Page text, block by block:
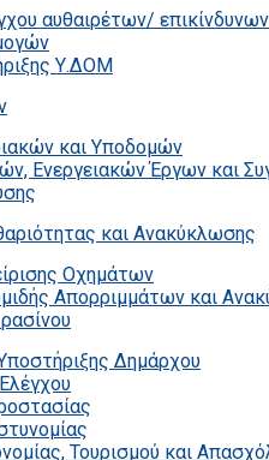
αυθαιρέτων/
Υ.ΔΟΜ
και Υποδομών
Ενεργειακών Έργων και
και Ανακύκλωσης
Οχημάτων
Απορριμμάτων και
Δημάρχου
Τουρισμού και